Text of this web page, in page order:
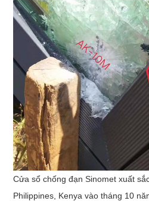
Cửa sổ chống đạn Sinomet xuất
Philippines, Kenya vào tháng 10